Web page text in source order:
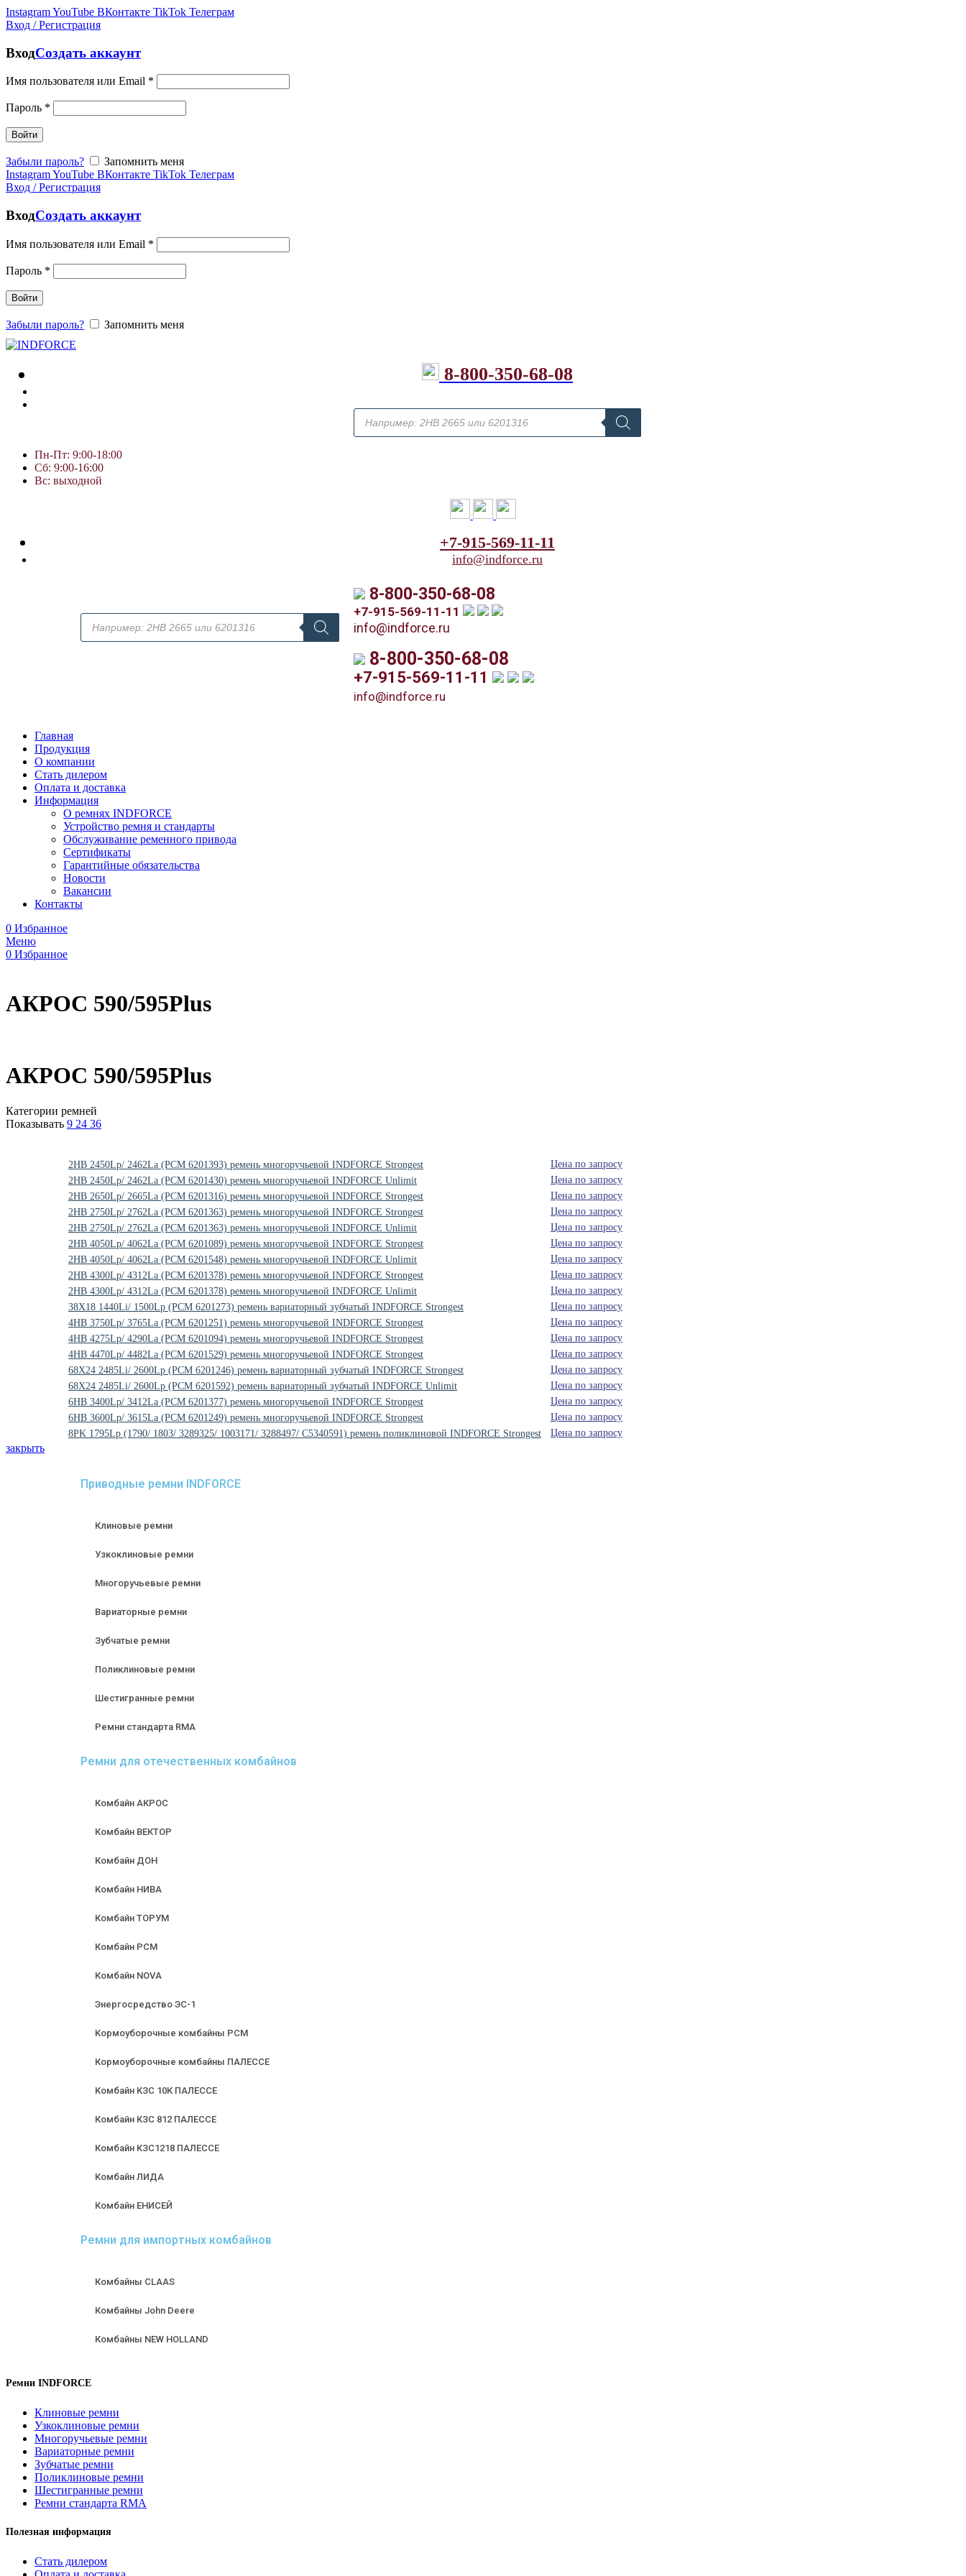
InstagramYouTube ВКонтакте TikTok Телеграм
Вход / Регистрация
ВходСоздать аккаунт
Имя пользователя или Email *
Пароль *
Войти
Забыли пароль?
Запомнить меня
InstagramYouTube ВКонтакте TikTok Телеграм
Вход / Регистрация
ВходСоздать аккаунт
Имя пользователя или Email *
Пароль *
Войти
Забыли пароль? Запомнить меня
8-800-350-68-08
Пн-Пт: 9:00-18:00
Сб: 9:00-16:00
Вс: выходной
+7-915-569-11-11
info@indforce.ru
8-800-350-68-08
+7-915-569-11-11
info@indforce.ru
8-800-350-68-08
+7-915-569-11-11
info@indforce.ru
Главная
Продукция
О компании
Стать дилером
Оплата и доставка
Информация
О ремнях INDFORCE
Устройство ремня и стандарты
Обслуживание ременного привода
Сертификаты
Гарантийные обязательства
Новости
Вакансии
Контакты
0 Избранное
Меню
0 Избранное
АКРОС 590/595Plus
АКРОС 590/595Plus
Категории ремней
Показывать 9 24 36
2HB 2450Lp/ 2462La (PCM 6201393) ремень многоручьевой INDFORCE Strongest
Цена по запросу
2HB 2450Lp/ 2462La (PCM 6201430) ремень многоручьевой INDFORCE Unlimit
Цена по запросу
2HB 2650Lp/ 2665La (PCM 6201316) ремень многоручьевой INDFORCE Strongest
Цена по запросу
2HB 2750Lp/ 2762La (PCM 6201363) ремень многоручьевой INDFORCE Strongest
Цена по запросу
2HB 2750Lp/ 2762La (PCM 6201363) ремень многоручьевой INDFORCE Unlimit
Цена по запросу
2HB 4050Lp/ 4062La (PCM 6201089) ремень многоручьевой INDFORCE Strongest
Цена по запросу
2HB 4050Lp/ 4062La (PCM 6201548) ремень многоручьевой INDFORCE Unlimit
Цена по запросу
2HB 4300Lp/ 4312La (PCM 6201378) ремень многоручьевой INDFORCE Strongest
Цена по запросу
2HB 4300Lp/ 4312La (PCM 6201378) ремень многоручьевой INDFORCE Unlimit
Цена по запросу
38X18 1440Li/ 1500Lp (PCM 6201273) ремень вариаторный зубчатый INDFORCE Strongest
Цена по запросу
4HB 3750Lp/ 3765La (PCM 6201251) ремень многоручьевой INDFORCE Strongest
Цена по запросу
4HB 4275Lp/ 4290La (PCM 6201094) ремень многоручьевой INDFORCE Strongest
Цена по запросу
4HB 4470Lp/ 4482La (РСМ 6201529) ремень многоручьевой INDFORCE Strongest
Цена по запросу
68X24 2485Li/ 2600Lp (PCM 6201246) ремень вариаторный зубчатый INDFORCE Strongest
Цена по запросу
68X24 2485Li/ 2600Lp (PCM 6201592) ремень вариаторный зубчатый INDFORCE Unlimit
Цена по запросу
6HB 3400Lp/ 3412La (PCM 6201377) ремень многоручьевой INDFORCE Strongest
Цена по запросу
6HB 3600Lp/ 3615La (PCM 6201249) ремень многоручьевой INDFORCE Strongest
Цена по запросу
8PK 1795Lp (1790/ 1803/ 3289325/ 1003171/ 3288497/ С5340591) ремень поликлиновой INDFORCE Strongest
Цена по запросу
закрыть
Приводные ремни INDFORCE
Клиновые ремни
Узкоклиновые ремни
Многоручьевые ремни
Вариаторные ремни
Зубчатые ремни
Поликлиновые ремни
Шестигранные ремни
Ремни стандарта RMA
Ремни для отечественных комбайнов
Комбайн АКРОС
Комбайн ВЕКТОР
Комбайн ДОН
Комбайн НИВА
Комбайн ТОРУМ
Комбайн РСМ
Комбайн NOVA
Энергосредство ЭС-1
Кормоуборочные комбайны РСМ
Кормоуборочные комбайны ПАЛЕССЕ
Комбайн КЗС 10К ПАЛЕССЕ
Комбайн КЗС 812 ПАЛЕССЕ
Комбайн КЗС1218 ПАЛЕССЕ
Комбайн ЛИДА
Комбайн ЕНИСЕЙ
Ремни для импортных комбайнов
Комбайны CLAAS
Комбайны John Deere
Комбайны NEW HOLLAND
Ремни INDFORCE
Клиновые ремни
Узкоклиновые ремни
Многоручьевые ремни
Вариаторные ремни
Зубчатые ремни
Поликлиновые ремни
Шестигранные ремни
Ремни стандарта RMA
Полезная информация
Стать дилером